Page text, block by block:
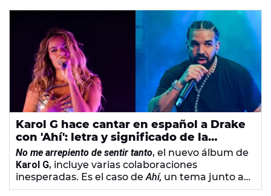
Karol G hace cantar en español a Drake
con 'Ahí': letra y significado de la
colaboración
No me arrepiento de sentir tanto, el nuevo álbum de
Karol G, incluye varias colaboraciones
inesperadas. Es el caso deAhí, un tema junto a
Drakeen el que el canadiense se ha animado a